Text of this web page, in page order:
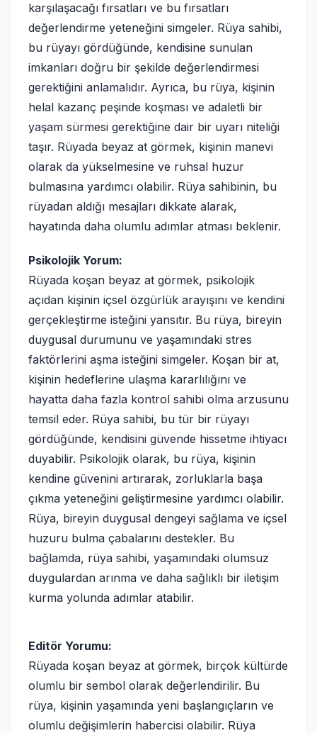
karşılaşacağı fırsatları ve bu fırsatları
değerlendirme yeteneğini simgeler. Rüya sahibi,
bu rüyayı gördüğünde, kendisine sunulan
imkanları doğru bir şekilde değerlendirmesi
gerektiğini anlamalıdır. Ayrıca, bu rüya, kişinin
helal kazanç peşinde koşması ve adaletli bir
yaşam sürmesi gerektiğine dair bir uyarı niteliği
taşır. Rüyada beyaz at görmek, kişinin manevi
olarak da yükselmesine ve ruhsal huzur
bulmasına yardımcı olabilir. Rüya sahibinin, bu
rüyadan aldığı mesajları dikkate alarak,
hayatında daha olumlu adımlar atması beklenir.
Psikolojik Yorum:
Rüyada koşan beyaz at görmek, psikolojik
açıdan kişinin içsel özgürlük arayışını ve kendini
gerçekleştirme isteğini yansıtır. Bu rüya, bireyin
duygusal durumunu ve yaşamındaki stres
faktörlerini aşma isteğini simgeler. Koşan bir at,
kişinin hedeflerine ulaşma kararlılığını ve
hayatta daha fazla kontrol sahibi olma arzusunu
temsil eder. Rüya sahibi, bu tür bir rüyayı
gördüğünde, kendisini güvende hissetme ihtiyacı
duyabilir. Psikolojik olarak, bu rüya, kişinin
kendine güvenini artırarak, zorluklarla başa
çıkma yeteneğini geliştirmesine yardımcı olabilir.
Rüya, bireyin duygusal dengeyi sağlama ve içsel
huzuru bulma çabalarını destekler. Bu
bağlamda, rüya sahibi, yaşamındaki olumsuz
duygulardan arınma ve daha sağlıklı bir iletişim
kurma yolunda adımlar atabilir.
Editör Yorumu:
Rüyada koşan beyaz at görmek, birçok kültürde
olumlu bir sembol olarak değerlendirilir. Bu
rüya, kişinin yaşamında yeni başlangıçların ve
olumlu değişimlerin habercisi olabilir. Rüya